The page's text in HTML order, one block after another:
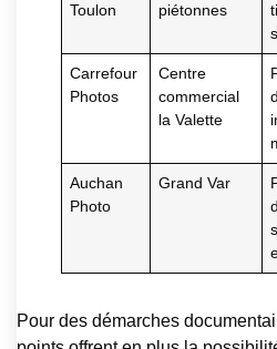
Toulon
piétonnes
Carrefour
Photos
Centre
commercial
la Valette
Auchan
Photo
Grand Var
Pour des démarches